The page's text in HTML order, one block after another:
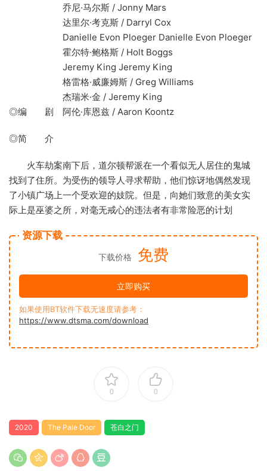
乔尼·马尔斯 / Jonny Mars
达里尔·考克斯 / Darryl Cox
Danielle Evon Ploeger Danielle Evon Ploeger
霍尔特·鲍格斯 / Holt Boggs
Jeremy King Jeremy King
格雷格·威廉姆斯 / Greg Williams
杰瑞米·金 / Jeremy King
◎编 剧 阿伦·库恩兹 / Aaron Koontz
◎简 介
火车劫案南下后，道尔顿帮派在一个看似无人居住的鬼城
找到了住所。为受伤的领导人寻求帮助，他们惊讶地偶然发现
了小镇广场上一个受欢迎的妓院。但是，向她们致意的美女实
际上是巫婆之所，对毫无戒心的违法者有非常险恶的计划
资源下载
下载价格 免费
立即购买
如果使用BT软件下载无速度请参考：
https://www.dtsma.com/download
0 0
2020 The Pale Door 苍白之门